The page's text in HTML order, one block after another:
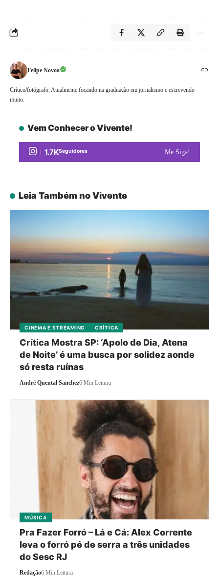
Felipe Novoa
Crítico/fotógrafo. Atualmente focando na graduação em jornalismo e escrevendo
muito.
Vem Conhecer o Vivente!
1.7KSeguidores Me Siga!
Leia Também no Vivente
CINEMA E STREAMING CRÍTICA
Crítica Mostra SP: ‘Apolo de Dia, Atena
de Noite’ é uma busca por solidez aonde
só resta ruínas
André Quental Sanchez6 Min Leitura
MÚSICA
Pra Fazer Forró – Lá e Cá: Alex Corrente
leva o forró pé de serra a três unidades
do Sesc RJ
Redação6 Min Leitura